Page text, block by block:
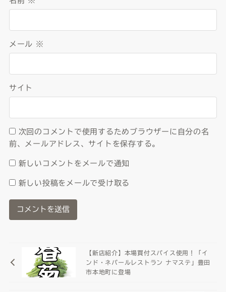
メール ※
サイト
次回のコメントで使用するためブラウザーに自分の名
前、メールアドレス、サイトを保存する。
新しいコメントをメールで通知
新しい投稿をメールで受け取る
【新店紹介】本場買付スパイス使用！「イ
ンド・ネパールレストラン ナマステ」豊田
市本地町に登場